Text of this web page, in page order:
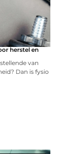
herstel en
van
Dan is fysio